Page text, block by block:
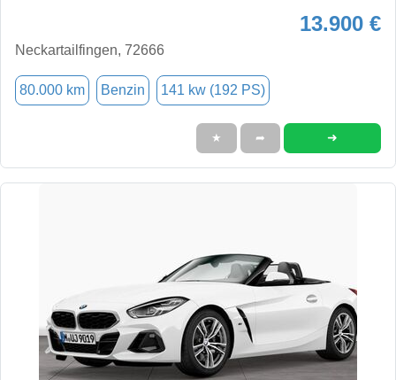
13.900 €
Neckartailfingen, 72666
80.000 km Benzin 141 kw (192 PS)
★ ➦ ➜